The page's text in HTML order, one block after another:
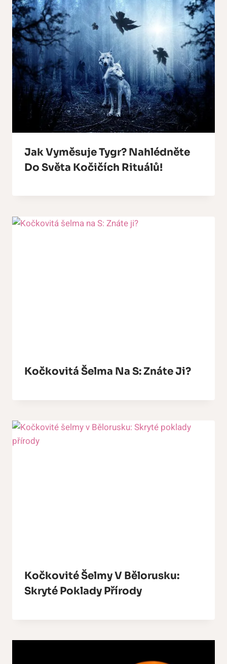
Jak Vyměsuje Tygr? Nahlédněte
Do Světa Kočičích Rituálů!
Kočkovitá Šelma Na S: Znáte Ji?
Kočkovité Šelmy V Bělorusku:
Skryté Poklady Přírody